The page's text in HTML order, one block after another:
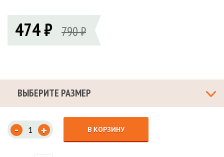
474 ₽ 790 ₽
ВЫБЕРИТЕ РАЗМЕР
- + В КОРЗИНУ